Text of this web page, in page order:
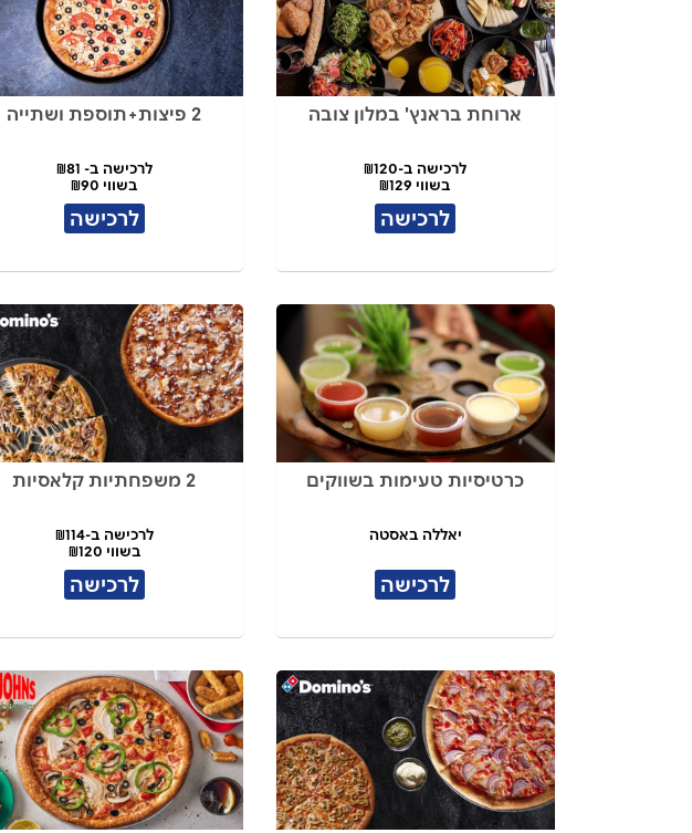
ארוחת בראנץ' במלון צובה
לרכישה ב-₪120
בשווי ₪129
לרכישה
2 פיצות+תוספת ושתייה
לרכישה ב- ₪81
בשווי ₪90
לרכישה
כרטיסיות טעימות בשווקים
יאללה באסטה
לרכישה
2 משפחתיות קלאסיות
לרכישה ב-₪114
בשווי ₪120
לרכישה